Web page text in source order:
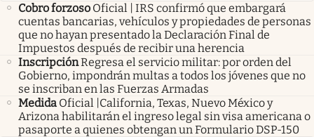
Cobro forzoso Oficial | IRS confirmó que embargará
cuentas bancarias, vehículos y propiedades de personas
que no hayan presentado la Declaración Final de
Impuestos después de recibir una herencia
InscripciónRegresa el servicio militar: por orden del
Gobierno, impondrán multas a todos los jóvenes que no
se inscriban en las Fuerzas Armadas
Medida Oficial |California, Texas, Nuevo México y
Arizona habilitarán el ingreso legal sin visa americana o
pasaporte a quienes obtengan un Formulario DSP-150